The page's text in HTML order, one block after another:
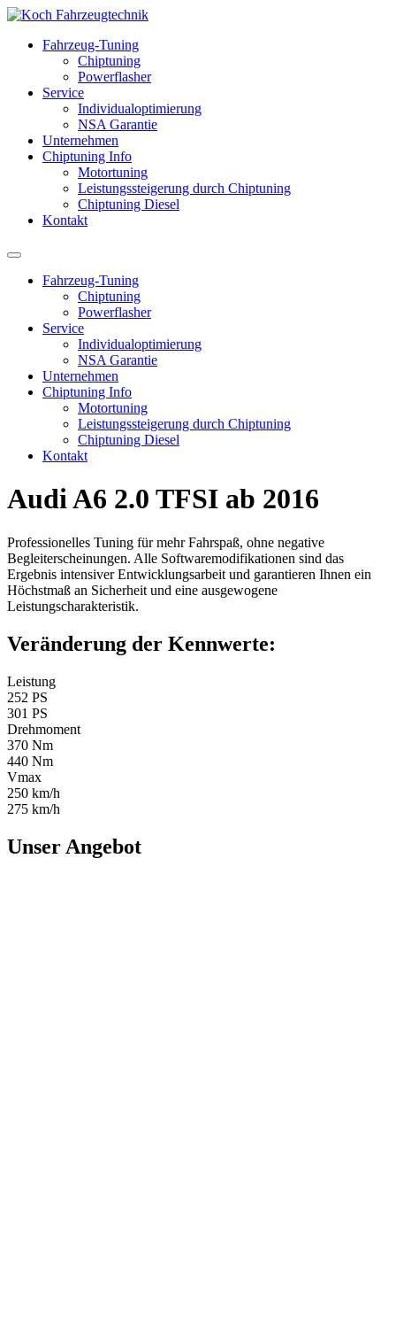
Fahrzeug-Tuning
Chiptuning
Powerflasher
Service
Individualoptimierung
NSA Garantie
Unternehmen
Chiptuning Info
Motortuning
Leistungssteigerung durch Chiptuning
Chiptuning Diesel
Kontakt
Fahrzeug-Tuning
Chiptuning
Powerflasher
Service
Individualoptimierung
NSA Garantie
Unternehmen
Chiptuning Info
Motortuning
Leistungssteigerung durch Chiptuning
Chiptuning Diesel
Kontakt
Audi A6 2.0 TFSI ab 2016
Professionelles Tuning für mehr Fahrspaß, ohne negative
Begleiterscheinungen. Alle Softwaremodifikationen sind das
Ergebnis intensiver Entwicklungsarbeit und garantieren Ihnen ein
Höchstmaß an Sicherheit und eine ausgewogene
Leistungscharakteristik.
Veränderung der Kennwerte:
Leistung
252 PS
301 PS
Drehmoment
370 Nm
440 Nm
Vmax
250 km/h
275 km/h
Unser Angebot